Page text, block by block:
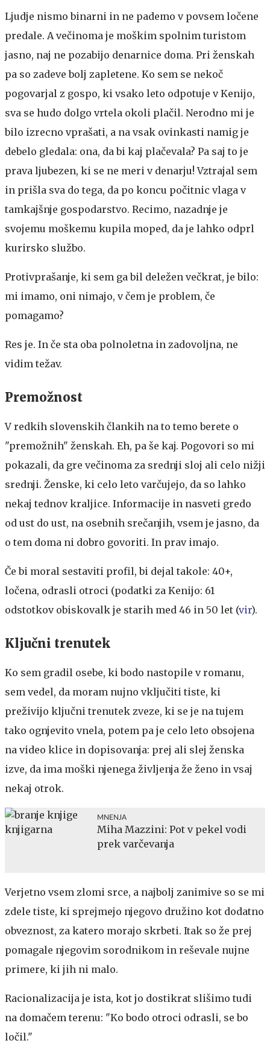
Ljudje nismo binarni in ne pademo v povsem ločene
predale. A večinoma je moškim spolnim turistom
jasno, naj ne pozabijo denarnice doma. Pri ženskah
pa so zadeve bolj zapletene. Ko sem se nekoč
pogovarjal z gospo, ki vsako leto odpotuje v Kenijo,
sva se hudo dolgo vrtela okoli plačil. Nerodno mi je
bilo izrecno vprašati, a na vsak ovinkasti namig je
debelo gledala: ona, da bi kaj plačevala? Pa saj to je
prava ljubezen, ki se ne meri v denarju! Vztrajal sem
in prišla sva do tega, da po koncu počitnic vlaga v
tamkajšnje gospodarstvo. Recimo, nazadnje je
svojemu moškemu kupila moped, da je lahko odprl
kurirsko službo.
Protivprašanje, ki sem ga bil deležen večkrat, je bilo:
mi imamo, oni nimajo, v čem je problem, če
pomagamo?
Res je. In če sta oba polnoletna in zadovoljna, ne
vidim težav.
Premožnost
V redkih slovenskih člankih na to temo berete o
"premožnih" ženskah. Eh, pa še kaj. Pogovori so mi
pokazali, da gre večinoma za srednji sloj ali celo nižji
srednji. Ženske, ki celo leto varčujejo, da so lahko
nekaj tednov kraljice. Informacije in nasveti gredo
od ust do ust, na osebnih srečanjih, vsem je jasno, da
o tem doma ni dobro govoriti. In prav imajo.
Če bi moral sestaviti profil, bi dejal takole: 40+,
ločena, odrasli otroci (podatki za Kenijo: 61
odstotkov obiskovalk je starih med 46 in 50 let (vir).
Ključni trenutek
Ko sem gradil osebe, ki bodo nastopile v romanu,
sem vedel, da moram nujno vključiti tiste, ki
preživijo ključni trenutek zveze, ki se je na tujem
tako ognjevito vnela, potem pa je celo leto obsojena
na video klice in dopisovanja: prej ali slej ženska
izve, da ima moški njenega življenja že ženo in vsaj
nekaj otrok.
MNENJA
Miha Mazzini: Pot v pekel vodi
prek varčevanja
Verjetno vsem zlomi srce, a najbolj zanimive so se mi
zdele tiste, ki sprejmejo njegovo družino kot dodatno
obveznost, za katero morajo skrbeti. Itak so že prej
pomagale njegovim sorodnikom in reševale nujne
primere, ki jih ni malo.
Racionalizacija je ista, kot jo dostikrat slišimo tudi
na domačem terenu: "Ko bodo otroci odrasli, se bo
ločil."